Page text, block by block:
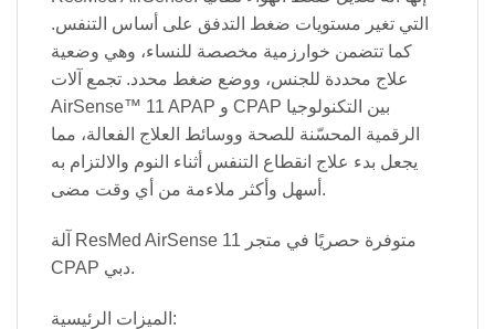
التي تغير مستويات ضغط التدفق على أساس التنفس.
كما تتضمن خوارزمية مخصصة للنساء، وهي وضعية
علاج محددة للجنس، ووضع ضغط محدد. تجمع آلات
AirSense™ 11 APAP و CPAP بين التكنولوجيا
الرقمية المحسّنة للصحة ووسائط العلاج الفعالة، مما
يجعل بدء علاج انقطاع التنفس أثناء النوم والالتزام به
أسهل وأكثر ملاءمة من أي وقت مضى.
آلة ResMed AirSense 11 متوفرة حصريًا في متجر
CPAP دبي.
الميزات الرئيسية: